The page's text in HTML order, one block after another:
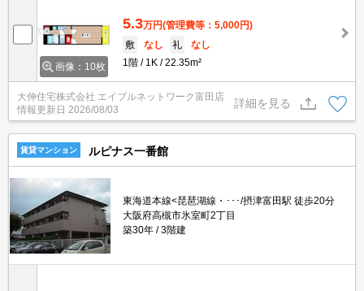
画像：10枚
5.3万円(管理費等：5,000円)
敷
なし 礼
なし
1階
1K 22.35m²
大伸住宅株式会社 エイブルネットワーク富田店
情報更新日 2026/08/03
詳細を見る
賃貸マンション ルピナス一番館
東海道本線<琵琶湖線・･･･/摂津富田駅 徒歩20分
大阪府高槻市氷室町2丁目
築30年
3階建